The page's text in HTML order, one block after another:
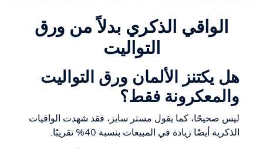
الواقي الذكري بدلاً من ورق
التواليت
هل يكتنز الألمان ورق التواليت
والمعكرونة فقط؟
ليس صحيحًا، كما يقول مستر سايز، فقد شهدت الواقيات
الذكرية أيضًا زيادة في المبيعات بنسبة 40% تقريبًا.